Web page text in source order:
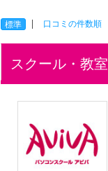
標準 口コミの件数順
スクール・教室